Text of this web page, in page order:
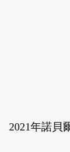
2021年諾貝